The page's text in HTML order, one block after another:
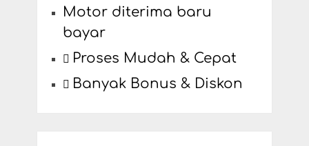
Motor diterima baru
bayar
Proses Mudah & Cepat
Banyak Bonus & Diskon